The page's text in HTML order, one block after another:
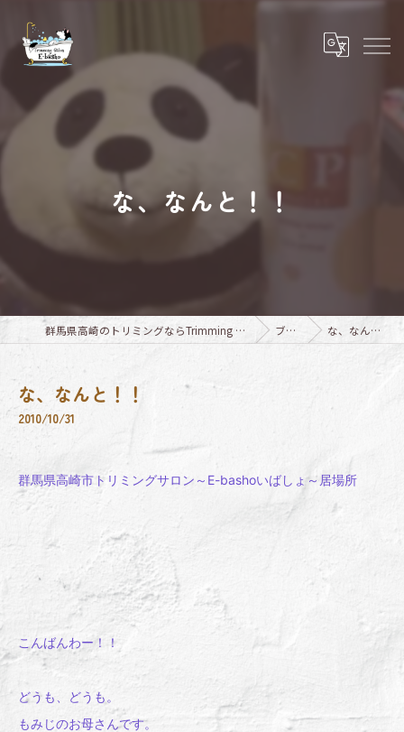
な、なんと！！
群馬県高崎のトリミングならTrimming Salon E-basho ブログ な、なんと！！
な、なんと！！
2010/10/31
群馬県高崎市トリミングサロン～E-bashoいばしょ～居場所
こんばんわー！！
どうも、どうも。
もみじのお母さんです。